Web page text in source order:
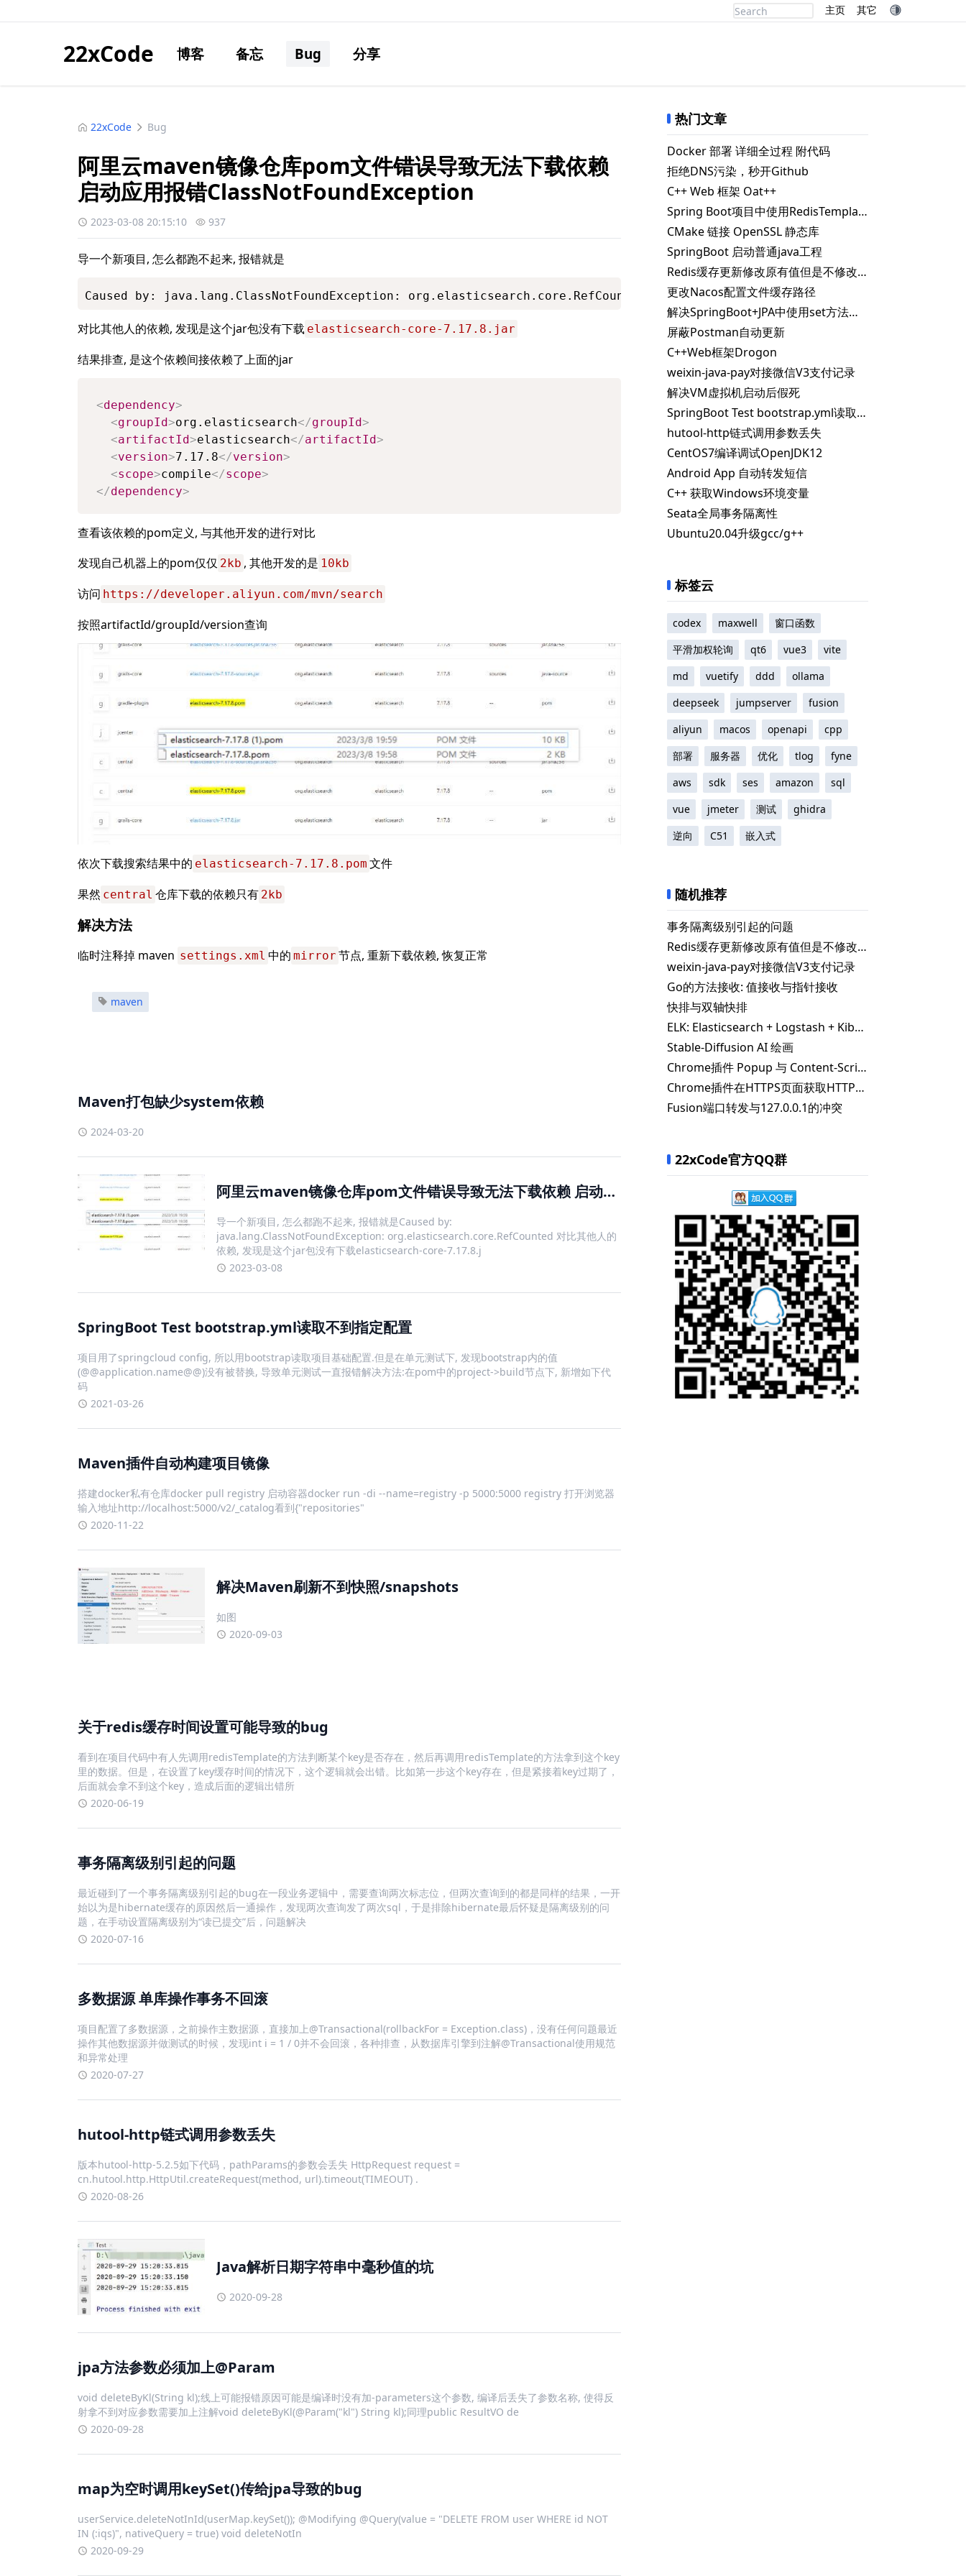
主页 其它
22xCode 博客 备忘 Bug 分享
22xCode Bug
阿里云maven镜像仓库pom文件错误导致无法下载依赖
启动应用报错ClassNotFoundException
2023-03-08 20:15:10 937
导一个新项目, 怎么都跑不起来, 报错就是
Caused by: java.lang.ClassNotFoundException: org.elasticsearch.core.RefCounted
对比其他人的依赖, 发现是这个jar包没有下载 elasticsearch-core-7.17.8.jar
结果排查, 是这个依赖间接依赖了上面的jar
<dependency>
<groupId>org.elasticsearch</groupId>
<artifactId>elasticsearch</artifactId>
<version>7.17.8</version>
<scope>compile</scope>
</dependency>
查看该依赖的pom定义, 与其他开发的进行对比
发现自己机器上的pom仅仅 2kb , 其他开发的是 10kb
访问 https://developer.aliyun.com/mvn/search
按照artifactId/groupId/version查询
依次下载搜索结果中的 elasticsearch-7.17.8.pom 文件
果然 central 仓库下载的依赖只有 2kb
解决方法
临时注释掉 maven settings.xml 中的 mirror 节点, 重新下载依赖, 恢复正常
maven
Maven打包缺少system依赖
2024-03-20
阿里云maven镜像仓库pom文件错误导致无法下载依赖 启动应用报错ClassNotFoundException
导一个新项目, 怎么都跑不起来, 报错就是Caused by:
java.lang.ClassNotFoundException: org.elasticsearch.core.RefCounted 对比其他人的
依赖, 发现是这个jar包没有下载elasticsearch-core-7.17.8.j
2023-03-08
SpringBoot Test bootstrap.yml读取不到指定配置
项目用了springcloud config, 所以用bootstrap读取项目基础配置.但是在单元测试下, 发现bootstrap内的值
(@@application.name@@)没有被替换, 导致单元测试一直报错解决方法:在pom中的project->build节点下, 新增如下代
码
2021-03-26
Maven插件自动构建项目镜像
搭建docker私有仓库docker pull registry 启动容器docker run ‐di --name=registry -p 5000:5000 registry 打开浏览器
输入地址http://localhost:5000/v2/_catalog看到{"repositories"
2020-11-22
解决Maven刷新不到快照/snapshots
如图
2020-09-03
关于redis缓存时间设置可能导致的bug
看到在项目代码中有人先调用redisTemplate的方法判断某个key是否存在，然后再调用redisTemplate的方法拿到这个key
里的数据。但是，在设置了key缓存时间的情况下，这个逻辑就会出错。比如第一步这个key存在，但是紧接着key过期了，
后面就会拿不到这个key，造成后面的逻辑出错所
2020-06-19
事务隔离级别引起的问题
最近碰到了一个事务隔离级别引起的bug在一段业务逻辑中，需要查询两次标志位，但两次查询到的都是同样的结果，一开
始以为是hibernate缓存的原因然后一通操作，发现两次查询发了两次sql，于是排除hibernate最后怀疑是隔离级别的问
题，在手动设置隔离级别为“读已提交”后，问题解决
2020-07-16
多数据源 单库操作事务不回滚
项目配置了多数据源，之前操作主数据源，直接加上@Transactional(rollbackFor = Exception.class)，没有任何问题最近
操作其他数据源并做测试的时候，发现int i = 1 / 0并不会回滚，各种排查，从数据库引擎到注解@Transactional使用规范
和异常处理
2020-07-27
hutool-http链式调用参数丢失
版本hutool-http-5.2.5如下代码，pathParams的参数会丢失 HttpRequest request =
cn.hutool.http.HttpUtil.createRequest(method, url).timeout(TIMEOUT) .
2020-08-26
Java解析日期字符串中毫秒值的坑
2020-09-28
jpa方法参数必须加上@Param
void deleteByKl(String kl);线上可能报错原因可能是编译时没有加-parameters这个参数, 编译后丢失了参数名称, 使得反
射拿不到对应参数需要加上注解void deleteByKl(@Param("kl") String kl);同理public ResultVO de
2020-09-28
map为空时调用keySet()传给jpa导致的bug
userService.deleteNotInId(userMap.keySet()); @Modifying @Query(value = "DELETE FROM user WHERE id NOT
IN (:iqs)", nativeQuery = true) void deleteNotIn
2020-09-29
热门文章
Docker 部署 详细全过程 附代码
拒绝DNS污染，秒开Github
C++ Web 框架 Oat++
Spring Boot项目中使用RedisTemplate.delete() 删除指定key失败的解决办法
CMake 链接 OpenSSL 静态库
SpringBoot 启动普通java工程
Redis缓存更新修改原有值但是不修改失效时间
更改Nacos配置文件缓存路径
解决SpringBoot+JPA中使用set方法时自动更新数据库问题
屏蔽Postman自动更新
C++Web框架Drogon
weixin-java-pay对接微信V3支付记录
解决VM虚拟机启动后假死
SpringBoot Test bootstrap.yml读取不到指定配置
hutool-http链式调用参数丢失
CentOS7编译调试OpenJDK12
Android App 自动转发短信
C++ 获取Windows环境变量
Seata全局事务隔离性
Ubuntu20.04升级gcc/g++
标签云
codex maxwell
窗口函数
平滑加权轮询
qt6 vue3
vite
md
vuetify ddd
ollama
deepseek
jumpserver
fusion
aliyun
macos openapi
cpp
部署
服务器 优化 tlog
fyne
aws
sdk ses amazon
sql
vue
jmeter 测试
ghidra
逆向
C51 嵌入式
随机推荐
事务隔离级别引起的问题
Redis缓存更新修改原有值但是不修改失效时间
weixin-java-pay对接微信V3支付记录
Go的方法接收: 值接收与指针接收
快排与双轴快排
ELK: Elasticsearch + Logstash + Kibana
Stable-Diffusion AI 绘画
Chrome插件 Popup 与 Content-Scripts通信
Chrome插件在HTTPS页面获取HTTP接口数据
Fusion端口转发与127.0.0.1的冲突
22xCode官方QQ群